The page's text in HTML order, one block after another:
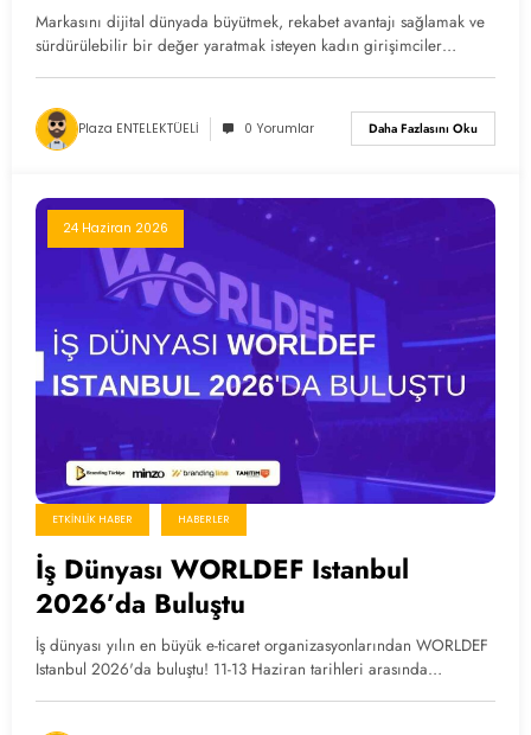
Markasını dijital dünyada büyütmek, rekabet avantajı sağlamak ve
sürdürülebilir bir değer yaratmak isteyen kadın girişimciler…
Plaza ENTELEKTÜELİ 0 Yorumlar Daha Fazlasını Oku
24 Haziran 2026
ETKINLIK HABER HABERLER
İş Dünyası WORLDEF Istanbul
2026’da Buluştu
İş dünyası yılın en büyük e-ticaret organizasyonlarından WORLDEF
Istanbul 2026'da buluştu! 11-13 Haziran tarihleri arasında…